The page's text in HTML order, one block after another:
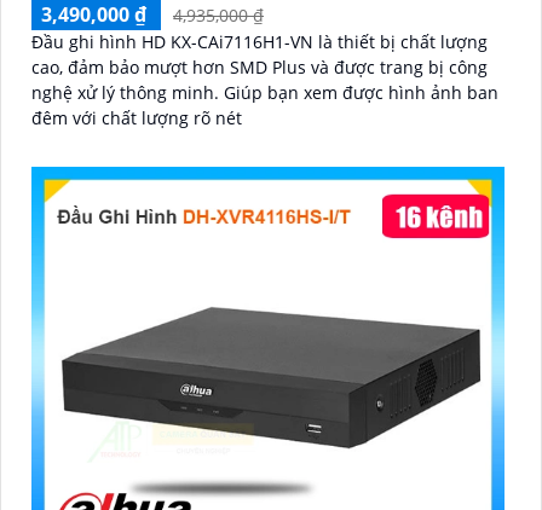
3,490,000 ₫
4,935,000 ₫
Đầu ghi hình HD KX-CAi7116H1-VN là thiết bị chất lượng
cao, đảm bảo mượt hơn SMD Plus và được trang bị công
nghệ xử lý thông minh. Giúp bạn xem được hình ảnh ban
đêm với chất lượng rõ nét